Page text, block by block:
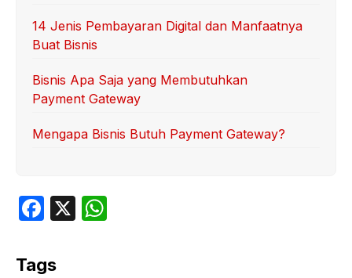
14 Jenis Pembayaran Digital dan Manfaatnya
Buat Bisnis
Bisnis Apa Saja yang Membutuhkan
Payment Gateway
Mengapa Bisnis Butuh Payment Gateway?
F
c
X
Tags